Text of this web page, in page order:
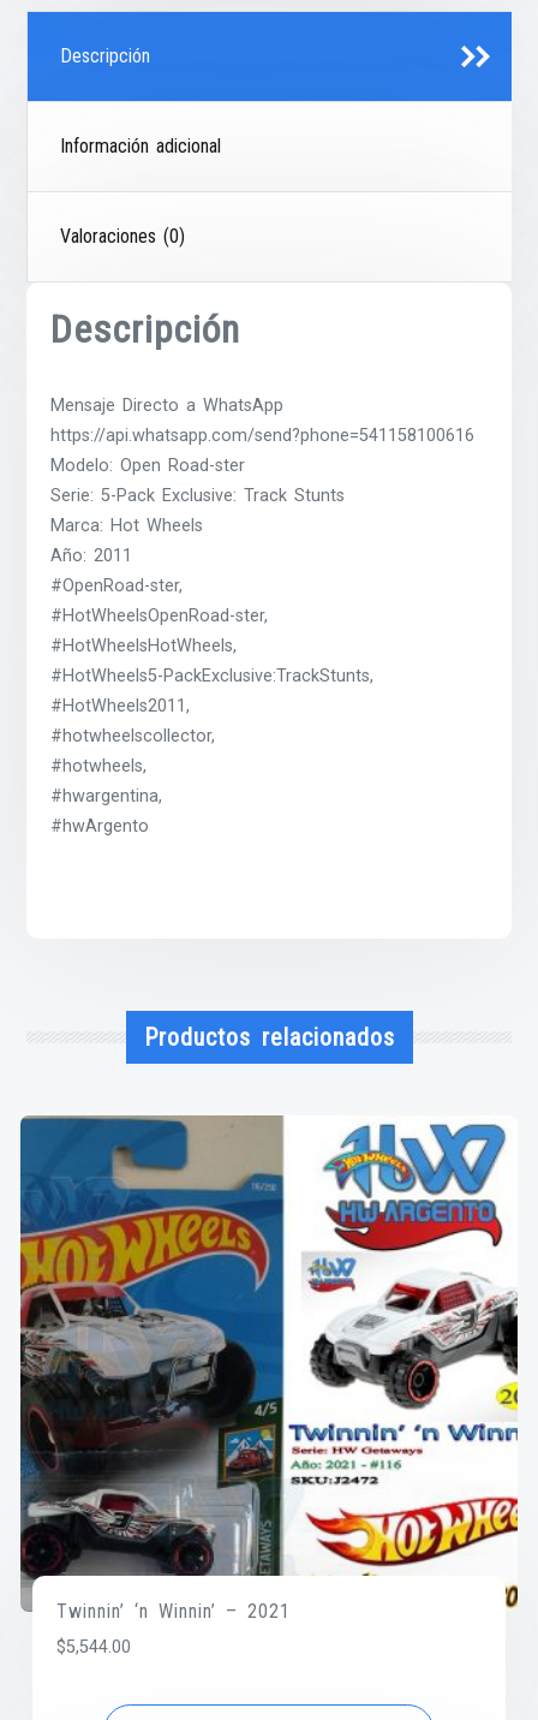
Descripción
Información adicional
Valoraciones (0)
Descripción
Mensaje Directo a WhatsApp
https://api.whatsapp.com/send?phone=541158100616
Modelo: Open Road-ster
Serie: 5-Pack Exclusive: Track Stunts
Marca: Hot Wheels
Año: 2011
#OpenRoad-ster,
#HotWheelsOpenRoad-ster,
#HotWheelsHotWheels,
#HotWheels5-PackExclusive:TrackStunts,
#HotWheels2011,
#hotwheelscollector,
#hotwheels,
#hwargentina,
#hwArgento
Productos relacionados
Twinnin’ ‘n Winnin’ – 2021
$5,544.00